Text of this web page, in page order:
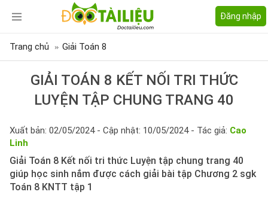
Đăng nhập
Trang chủ Giải Toán 8
GIẢI TOÁN 8 KẾT NỐI TRI THỨC
LUYỆN TẬP CHUNG TRANG 40
Xuất bản: 02/05/2024 - Cập nhật: 10/05/2024 - Tác giả: Cao
Linh
Giải Toán 8 Kết nối tri thức Luyện tập chung trang 40
giúp học sinh nắm được cách giải bài tập Chương 2 sgk
Toán 8 KNTT tập 1